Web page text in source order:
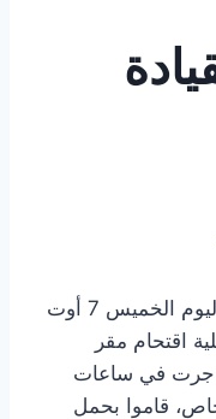
أعربت حركة “حق” في بيان صدر اليوم الخميس 7 أوت
اقتحام مقر
جرت في ساعات
قاموا بحمل